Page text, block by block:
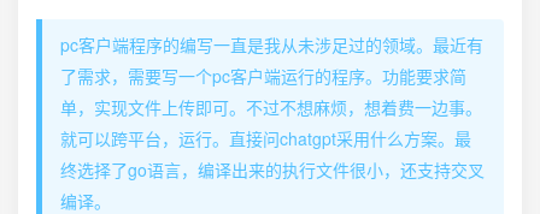
pc客户端程序的编写一直是我从未涉足过的领域。最近有
了需求，需要写一个pc客户端运行的程序。功能要求简
单，实现文件上传即可。不过不想麻烦，想着费一边事。
就可以跨平台，运行。直接问chatgpt采用什么方案。最
终选择了go语言，编译出来的执行文件很小，还支持交叉
编译。